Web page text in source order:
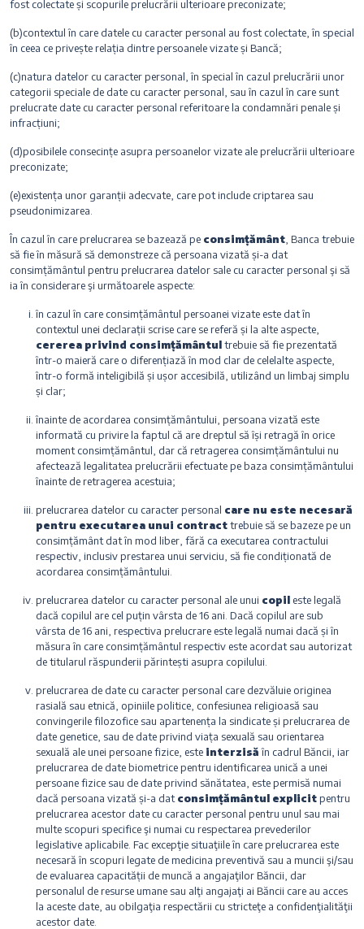
fost colectate și scopurile prelucrării ulterioare preconizate;
(b)contextul în care datele cu caracter personal au fost colectate, în special
în ceea ce privește relația dintre persoanele vizate și Bancă;
(c)natura datelor cu caracter personal, în special în cazul prelucrării unor
categorii speciale de date cu caracter personal, sau în cazul în care sunt
prelucrate date cu caracter personal referitoare la condamnări penale și
infracțiuni;
(d)posibilele consecințe asupra persoanelor vizate ale prelucrării ulterioare
preconizate;
(e)existența unor garanții adecvate, care pot include criptarea sau
pseudonimizarea.
În cazul în care prelucrarea se bazează pe consimțământ , Banca trebuie
să fie în măsură să demonstreze că persoana vizată și-a dat
consimțământul pentru prelucrarea datelor sale cu caracter personal şi să
ia în considerare şi următoarele aspecte:
în cazul în care consimțământul persoanei vizate este dat în
contextul unei declarații scrise care se referă și la alte aspecte,
cererea privind consimțământultrebuie să fie prezentată
într-o maieră care o diferențiază în mod clar de celelalte aspecte,
într-o formă inteligibilă și ușor accesibilă, utilizând un limbaj simplu
și clar;
înainte de acordarea consimțământului, persoana vizată este
informată cu privire la faptul că are dreptul să își retragă în orice
moment consimțământul, dar că retragerea consimțământului nu
afectează legalitatea prelucrării efectuate pe baza consimțământului
înainte de retragerea acestuia;
prelucrarea datelor cu caracter personal care nu este necesară
pentru executarea unui contracttrebuie să se bazeze pe un
consimțământ dat în mod liber, fără ca executarea contractului
respectiv, inclusiv prestarea unui serviciu, să fie condiționată de
acordarea consimțământului.
prelucrarea datelor cu caracter personal ale unui copil este legală
dacă copilul are cel puțin vârsta de 16 ani. Dacă copilul are sub
vârsta de 16 ani, respectiva prelucrare este legală numai dacă și în
măsura în care consimțământul respectiv este acordat sau autorizat
de titularul răspunderii părintești asupra copilului.
prelucrarea de date cu caracter personal care dezvăluie originea
rasială sau etnică, opiniile politice, confesiunea religioasă sau
convingerile filozofice sau apartenența la sindicate și prelucrarea de
date genetice, sau de date privind viața sexuală sau orientarea
sexuală ale unei persoane fizice, este interzisăîn cadrul Băncii, iar
prelucrarea de date biometrice pentru identificarea unică a unei
persoane fizice sau de date privind sănătatea, este permisă numai
dacă persoana vizată și-a dat consimțământul explicitpentru
prelucrarea acestor date cu caracter personal pentru unul sau mai
multe scopuri specifice şi numai cu respectarea prevederilor
legislative aplicabile. Fac excepţie situaţiile în care prelucrarea este
necesară în scopuri legate de medicina preventivă sau a muncii şi/sau
de evaluarea capacității de muncă a angajaţilor Băncii, dar
personalul de resurse umane sau alţi angajaţi ai Băncii care au acces
la aceste date, au obilgaţia respectării cu stricteţe a confidenţialităţii
acestor date.